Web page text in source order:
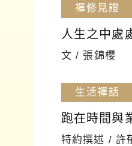
禪修見證
人生之中處
文 / 張錦櫻
生活禪話
跑在時間與
特約撰述 / 許